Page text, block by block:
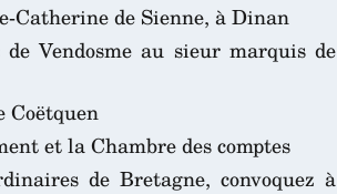
Catherine de Sienne, à Dinan
Vendosme au sieur marquis de
Coëtquen
et la Chambre des comptes
de Bretagne, convoquez à